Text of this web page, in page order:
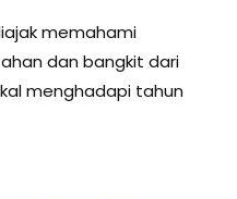
memahami
dan bangkit dari
menghadapi tahun